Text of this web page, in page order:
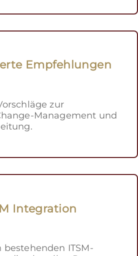
Empfehlungen
zur
Management und
Integration
bestehenden ITSM-